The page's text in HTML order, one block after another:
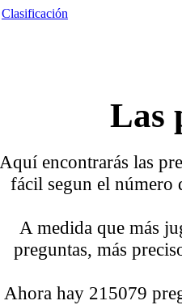
Clasificación
Las
Aquí encontrarás las
fácil segun el número
A medida que más
preguntas, más
Ahora hay 215079